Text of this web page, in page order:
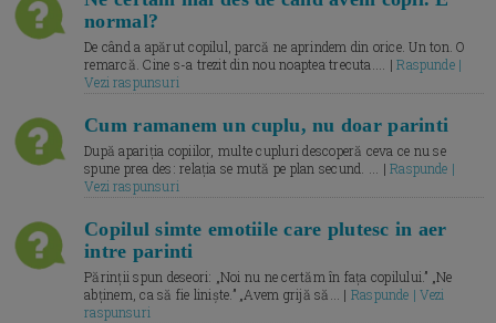
normal?
De când a apărut copilul, parcă ne aprindem din orice. Un ton. O
remarcă. Cine s-a trezit din nou noaptea trecuta.... |Raspunde |
Vezi raspunsuri
Cum ramanem un cuplu, nu doar parinti
După apariția copiilor, multe cupluri descoperă ceva ce nu se
spune prea des: relația se mută pe plan secund. ... |Raspunde |
Vezi raspunsuri
Copilul simte emotiile care plutesc in aer
intre parinti
Părinții spun deseori: „Noi nu ne certăm în fața copilului.” „Ne
abținem, ca să fie liniște.” „Avem grijă să... | Raspunde | Vezi
raspunsuri